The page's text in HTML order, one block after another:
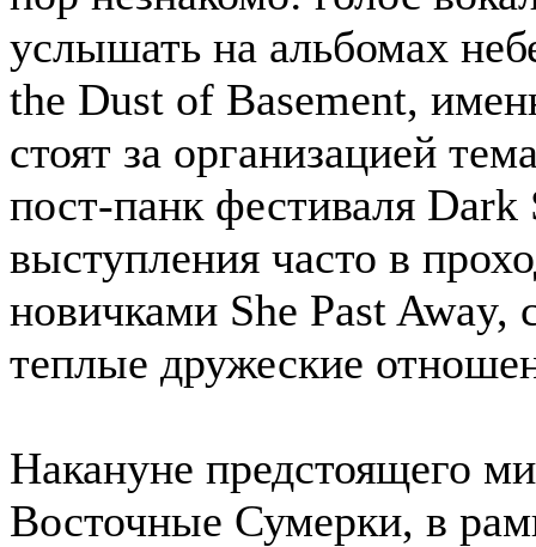
услышать на альбомах
the Dust of Basement,
стоят за организацией
пост-панк фестиваля
выступления часто в
новичками She Past Away,
теплые дружеские
Накануне предстоящего
Восточные Сумерки, в